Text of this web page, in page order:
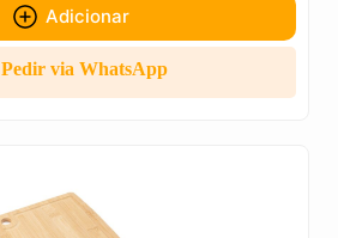
Adicionar
Pedir via WhatsApp